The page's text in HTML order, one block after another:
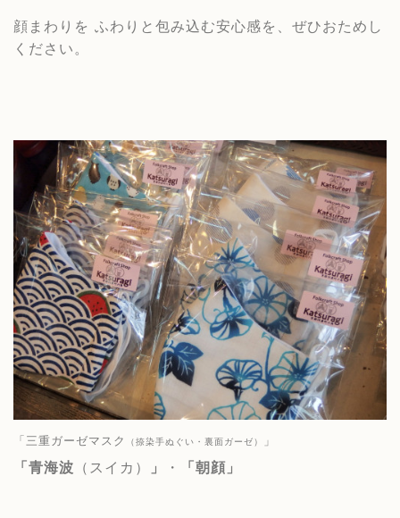
顔まわりを ふわりと包み込む安心感を、ぜひおためし
ください。
「三重ガーゼマスク （捺染手ぬぐい・裏面ガーゼ） 」
「青海波 （スイカ） 」 ・ 「朝顔」